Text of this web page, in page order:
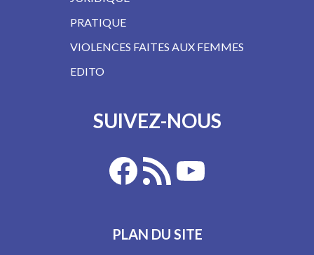
PRATIQUE
VIOLENCES FAITES AUX FEMMES
EDITO
SUIVEZ-NOUS
PLAN DU SITE